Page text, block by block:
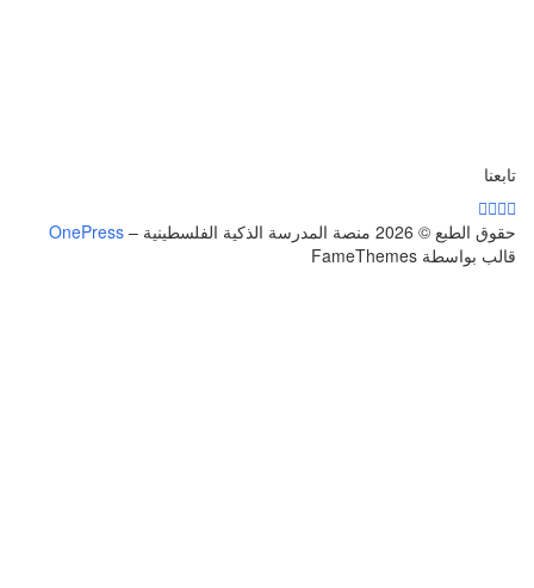
تابعنا
حقوق الطبع © 2026 منصة المدرسة الذكية الفلسطينية –
OnePress
قالب بواسطة FameThemes